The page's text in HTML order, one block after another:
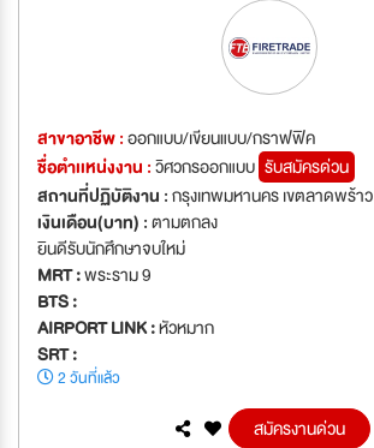
สาขาอาชีพ :ออกแบบ/เขียนแบบ/กราฟฟิค
ชื่อตำเเหน่งงาน :วิศวกรออกแบบ รับสมัครด่วน
สถานที่ปฏิบัติงาน :กรุงเทพมหานคร เขตลาดพร้าว
เงินเดือน(บาท) :ตามตกลง
ยินดีรับนักศึกษาจบใหม่
MRT :พระราม 9
BTS :
AIRPORT LINK :หัวหมาก
SRT :
2 วันที่แล้ว
สมัครงานด่วน